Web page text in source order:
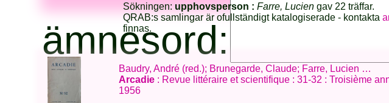
ämnesord:
Sökningen: upphovsperson : Farre, Luciengav 22 träffar.
QRAB:s samlingar är ofullständigt katalogiserade - kontakta
finnas.
Baudry, André (red.); Brunegarde, Claude; Farre, Lucien …
Arcadie : Revue littéraire et scientifique : 31-32 : Troisième
1956